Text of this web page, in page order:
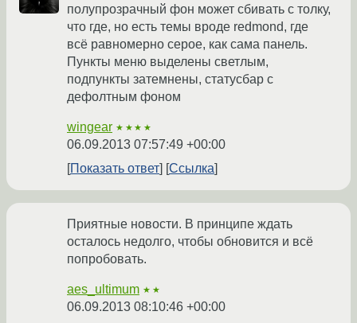
полупрозрачный фон может сбивать с толку,
что где, но есть темы вроде redmond, где
всё равномерно серое, как сама панель.
Пункты меню выделены светлым,
подпункты затемнены, статусбар с
дефолтным фоном
wingear ★★★★
06.09.2013 07:57:49 +00:00
Показать ответ
Ссылка
Приятные новости. В принципе ждать
осталось недолго, чтобы обновится и всё
попробовать.
aes_ultimum ★★
06.09.2013 08:10:46 +00:00